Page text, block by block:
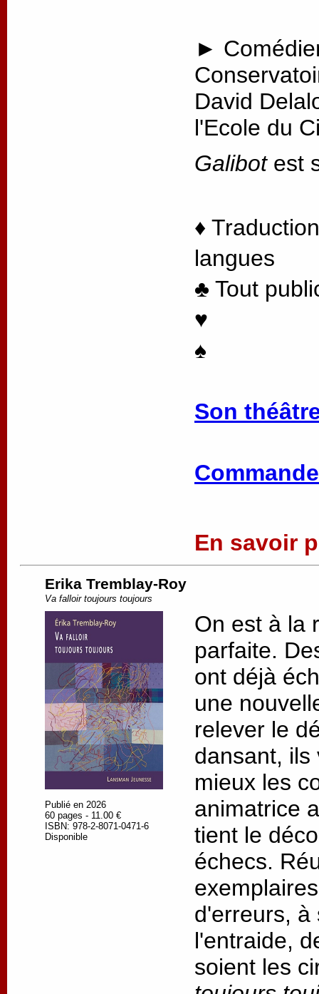
►
David
l'Ecole du
Galibotest
♦
langues
♣ Tout
♥
♠
Son
En savoir
Erika Tremblay-Roy
Va falloir toujours toujours
Publié en 2026
60 pages - 11.00 €
ISBN: 978-2-8071-0471-6
Disponible
On est à la
parfaite.
ont déjà
une
relever le
dansant, ils
mieux les
animatrice
tient le
échecs.
d'erreurs, à
l'entraide,
soient les